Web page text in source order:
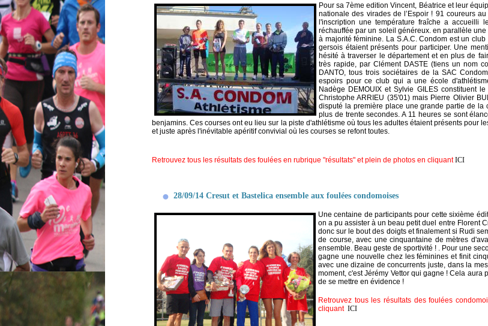
Pour sa 7ème edition Vincent, Béatrice et leur
nationale des virades de l’Espoir ! 91 coureurs
l'inscription une température fraîche a accueilli
réchauffée par un soleil généreux. en parallèle
à majorité féminine. La S.A.C. Condom est un
gersois étaient présents pour participer. Une
hésité à traverser le département et en plus de
très rapide, par Clément DASTE (tiens un nom
DANTO, tous trois sociétaires de la SAC
espoirs pour ce club qui a une école
Nadège DEMOUIX et Sylvie GILES constituent
Christophe ARRIEU (35'01) mais Pierre Olivier
disputé la première place une grande partie de la
plus de trente secondes. A 11 heures se sont
benjamins. Ces courses ont eu lieu sur la piste d'athlétisme où tous les adultes étaient présents pour
et juste après l'inévitable apéritif convivial où les courses se refont toutes.
Retrouvez tous les résultats des foulées en rubrique "résultats" et plein de photos en cliquantICI
28/09/14 Cresut et Bastelica ensemble aux foulées condomoises
Une centaine de participants pour cette sixième
on a pu assister à un beau petit duel entre Florent
donc sur le bout des doigts et finalement si Rudi
de course, avec une cinquantaine de mètres
ensemble. Beau geste de sportivité ! . Pour une
gagne une nouvelle chez les féminines et finit
avec une dizaine de concurrents juste, dans la
moment, c'est Jérémy Vettor qui gagne ! Cela
de se mettre en évidence !
Retrouvez tous les résultats des foulées
cliquant ICI